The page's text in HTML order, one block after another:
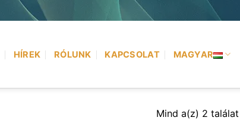
HÍREK RÓLUNK KAPCSOLAT MAGYAR
Mind a(z) 2